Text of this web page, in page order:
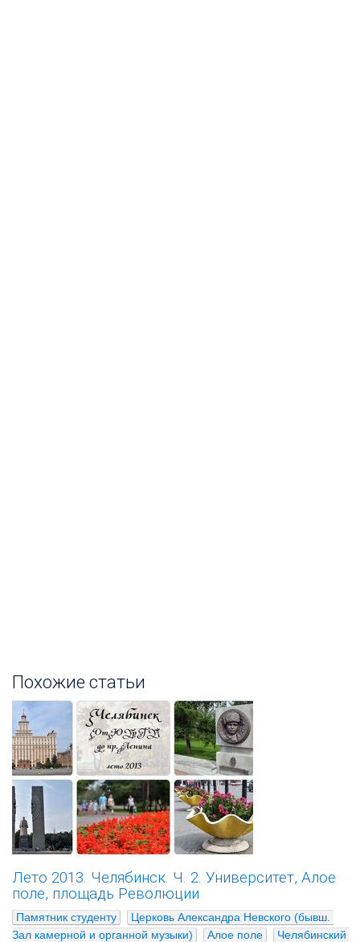
Похожие статьи
Лето 2013. Челябинск. Ч. 2. Университет, Алое
поле, площадь Революции
Памятник студенту
Церковь Александра Невского (бывш.
Зал камерной и органной музыки)
Алое поле
Челябинский